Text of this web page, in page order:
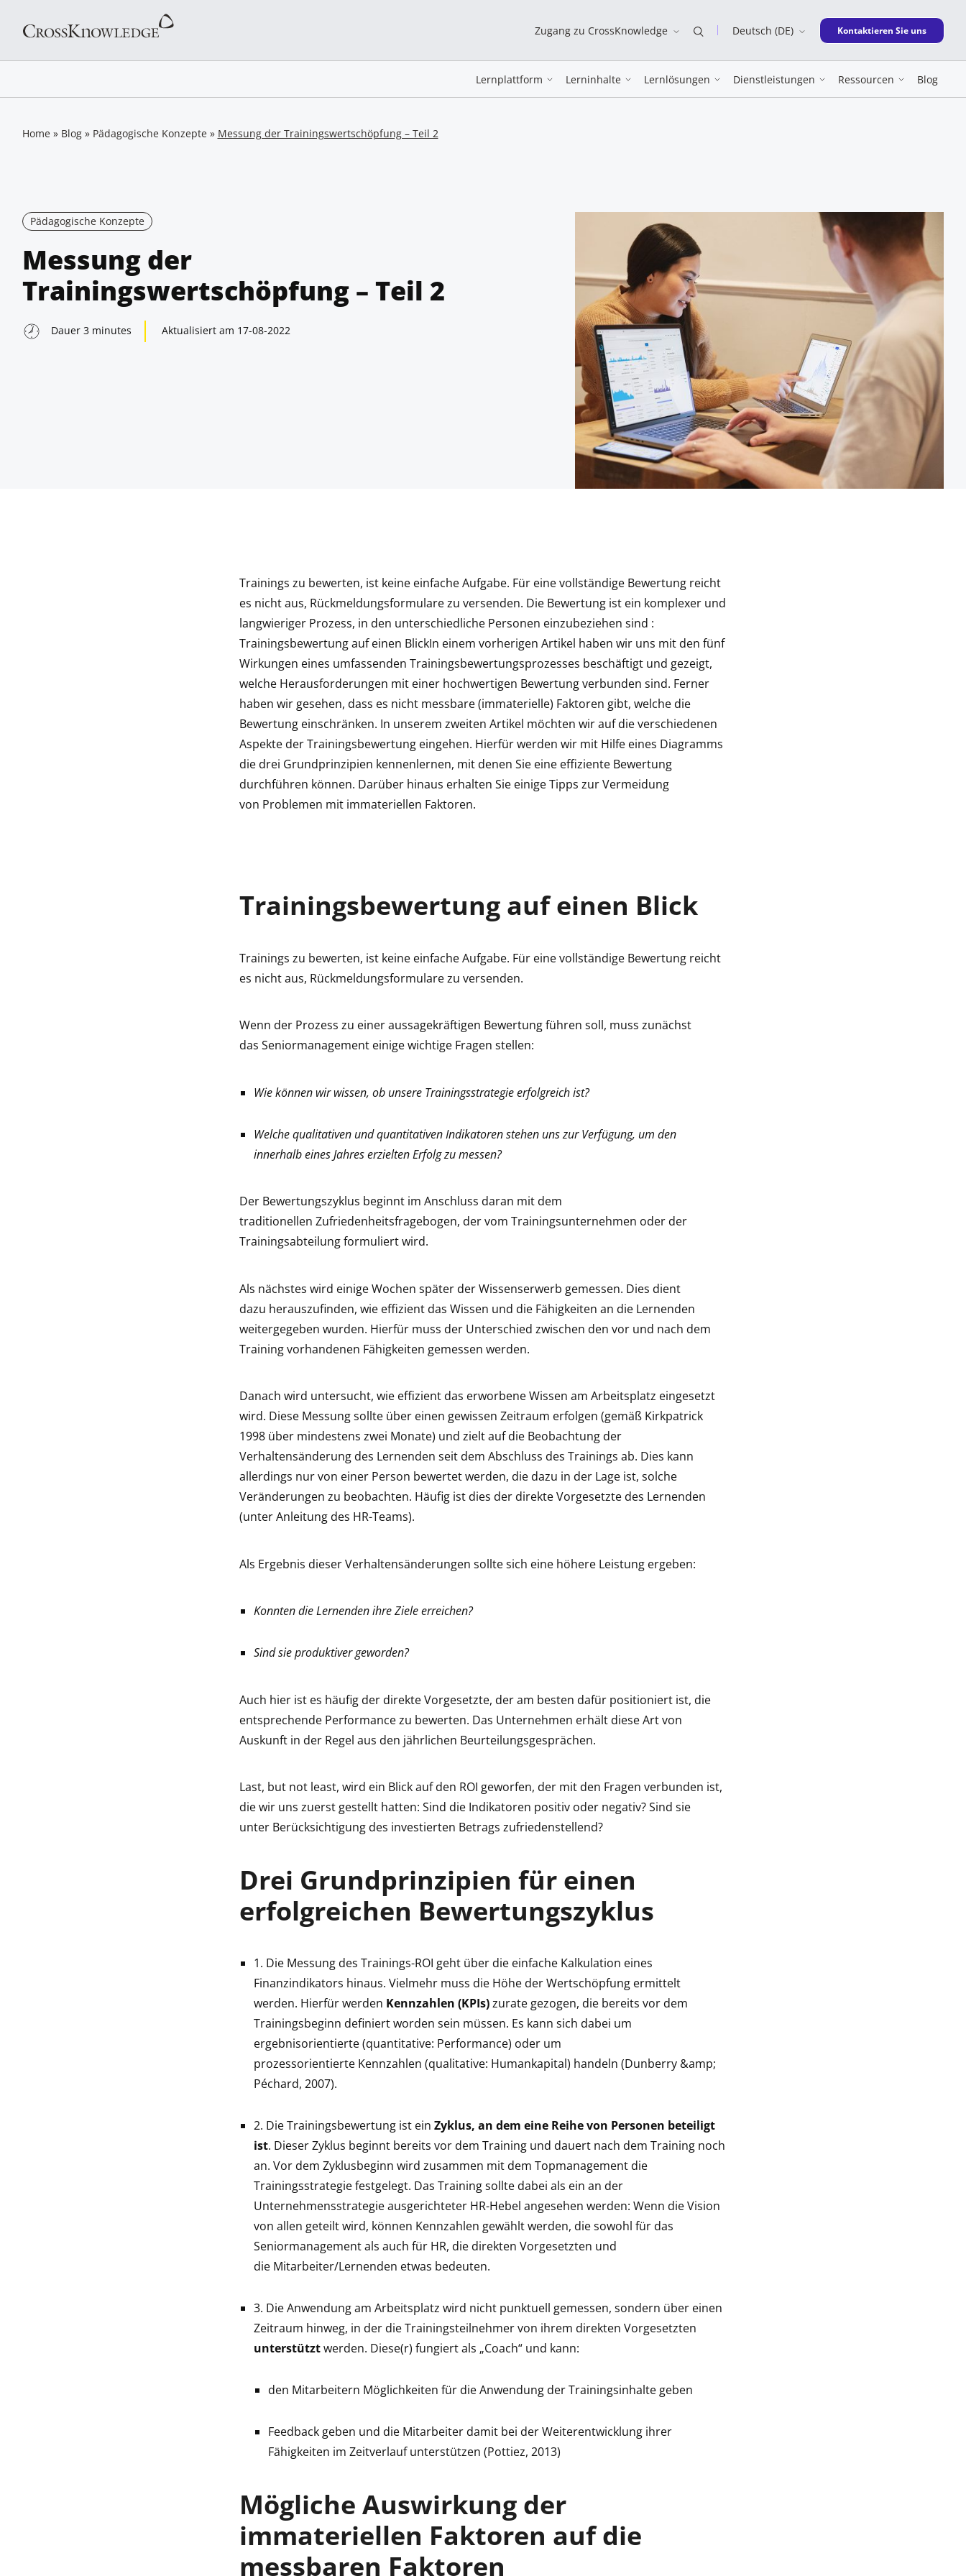
Zugang zu CrossKnowledge Deutsch (DE) New window
Kontaktieren Sie uns
Lernplattform Lerninhalte Lernlösungen Dienstleistungen Ressourcen Blog
Home» Blog» Pädagogische Konzepte» Messung der Trainingswertschöpfung – Teil 2
Pädagogische Konzepte
Messung der
Trainingswertschöpfung – Teil 2
Dauer 3 minutes Aktualisiert am 17-08-2022
Trainings zu bewerten, ist keine einfache Aufgabe. Für eine vollständige Bewertung reicht
es nicht aus, Rückmeldungsformulare zu versenden. Die Bewertung ist ein komplexer und
langwieriger Prozess, in den unterschiedliche Personen einzubeziehen sind :
Trainingsbewertung auf einen BlickIn einem vorherigen Artikel haben wir uns mit den fünf
Wirkungen eines umfassenden Trainingsbewertungsprozesses beschäftigt und gezeigt,
welche Herausforderungen mit einer hochwertigen Bewertung verbunden sind. Ferner
haben wir gesehen, dass es nicht messbare (immaterielle) Faktoren gibt, welche die
Bewertung einschränken. In unserem zweiten Artikel möchten wir auf die verschiedenen
Aspekte der Trainingsbewertung eingehen. Hierfür werden wir mit Hilfe eines Diagramms
die drei Grundprinzipien kennenlernen, mit denen Sie eine effiziente Bewertung
durchführen können. Darüber hinaus erhalten Sie einige Tipps zur Vermeidung
von Problemen mit immateriellen Faktoren.
Trainingsbewertung auf einen Blick
Trainings zu bewerten, ist keine einfache Aufgabe. Für eine vollständige Bewertung reicht
es nicht aus, Rückmeldungsformulare zu versenden.
Wenn der Prozess zu einer aussagekräftigen Bewertung führen soll, muss zunächst
das Seniormanagement einige wichtige Fragen stellen:
Wie können wir wissen, ob unsere Trainingsstrategie erfolgreich ist?
Welche qualitativen und quantitativen Indikatoren stehen uns zur Verfügung, um den
innerhalb eines Jahres erzielten Erfolg zu messen?
Der Bewertungszyklus beginnt im Anschluss daran mit dem
traditionellen Zufriedenheitsfragebogen, der vom Trainingsunternehmen oder der
Trainingsabteilung formuliert wird.
Als nächstes wird einige Wochen später der Wissenserwerb gemessen. Dies dient
dazu herauszufinden, wie effizient das Wissen und die Fähigkeiten an die Lernenden
weitergegeben wurden. Hierfür muss der Unterschied zwischen den vor und nach dem
Training vorhandenen Fähigkeiten gemessen werden.
Danach wird untersucht, wie effizient das erworbene Wissen am Arbeitsplatz eingesetzt
wird. Diese Messung sollte über einen gewissen Zeitraum erfolgen (gemäß Kirkpatrick
1998 über mindestens zwei Monate) und zielt auf die Beobachtung der
Verhaltensänderung des Lernenden seit dem Abschluss des Trainings ab. Dies kann
allerdings nur von einer Person bewertet werden, die dazu in der Lage ist, solche
Veränderungen zu beobachten. Häufig ist dies der direkte Vorgesetzte des Lernenden
(unter Anleitung des HR-Teams).
Als Ergebnis dieser Verhaltensänderungen sollte sich eine höhere Leistung ergeben:
Konnten die Lernenden ihre Ziele erreichen?
Sind sie produktiver geworden?
Auch hier ist es häufig der direkte Vorgesetzte, der am besten dafür positioniert ist, die
entsprechende Performance zu bewerten. Das Unternehmen erhält diese Art von
Auskunft in der Regel aus den jährlichen Beurteilungsgesprächen.
Last, but not least, wird ein Blick auf den ROI geworfen, der mit den Fragen verbunden ist,
die wir uns zuerst gestellt hatten: Sind die Indikatoren positiv oder negativ? Sind sie
unter Berücksichtigung des investierten Betrags zufriedenstellend?
Drei Grundprinzipien für einen
erfolgreichen Bewertungszyklus
1. Die Messung des Trainings-ROI geht über die einfache Kalkulation eines
Finanzindikators hinaus. Vielmehr muss die Höhe der Wertschöpfung ermittelt
werden. Hierfür werden Kennzahlen (KPIs)zurate gezogen, die bereits vor dem
Trainingsbeginn definiert worden sein müssen. Es kann sich dabei um
ergebnisorientierte (quantitative: Performance) oder um
prozessorientierte Kennzahlen (qualitative: Humankapital) handeln (Dunberry &amp;
Péchard, 2007).
2. Die Trainingsbewertung ist ein Zyklus, an dem eine Reihe von Personen beteiligt
ist. Dieser Zyklus beginnt bereits vor dem Training und dauert nach dem Training noch
an. Vor dem Zyklusbeginn wird zusammen mit dem Topmanagement die
Trainingsstrategie festgelegt. Das Training sollte dabei als ein an der
Unternehmensstrategie ausgerichteter HR-Hebel angesehen werden: Wenn die Vision
von allen geteilt wird, können Kennzahlen gewählt werden, die sowohl für das
Seniormanagement als auch für HR, die direkten Vorgesetzten und
die Mitarbeiter/Lernenden etwas bedeuten.
3. Die Anwendung am Arbeitsplatz wird nicht punktuell gemessen, sondern über einen
Zeitraum hinweg, in der die Trainingsteilnehmer von ihrem direkten Vorgesetzten
unterstütztwerden. Diese(r) fungiert als „Coach“ und kann:
den Mitarbeitern Möglichkeiten für die Anwendung der Trainingsinhalte geben
Feedback geben und die Mitarbeiter damit bei der Weiterentwicklung ihrer
Fähigkeiten im Zeitverlauf unterstützen (Pottiez, 2013)
Mögliche Auswirkung der
immateriellen Faktoren auf die
messbaren Faktoren